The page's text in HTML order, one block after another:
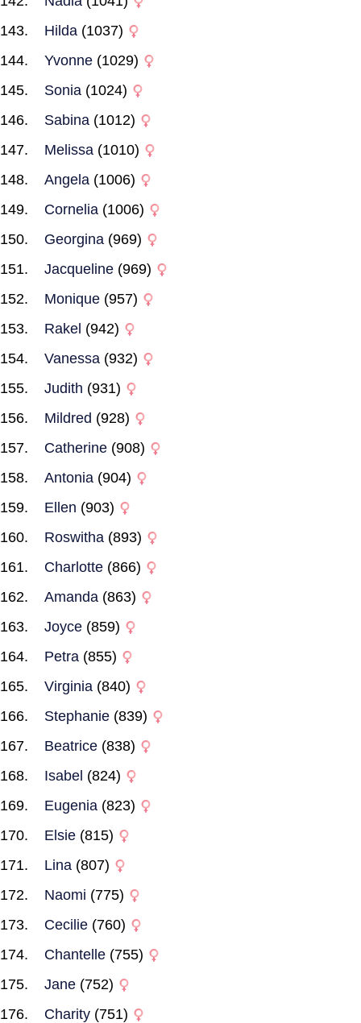
Hilda (1037)
Yvonne (1029)
Sonia (1024)
Sabina (1012)
Melissa (1010)
Angela (1006)
Cornelia (1006)
Georgina (969)
Jacqueline (969)
Monique (957)
Rakel (942)
Vanessa (932)
Judith (931)
Mildred (928)
Catherine (908)
Antonia (904)
Ellen (903)
Roswitha (893)
Charlotte (866)
Amanda (863)
Joyce (859)
Petra (855)
Virginia (840)
Stephanie (839)
Beatrice (838)
Isabel (824)
Eugenia (823)
Elsie (815)
Lina (807)
Naomi (775)
Cecilie (760)
Chantelle (755)
Jane (752)
Charity (751)